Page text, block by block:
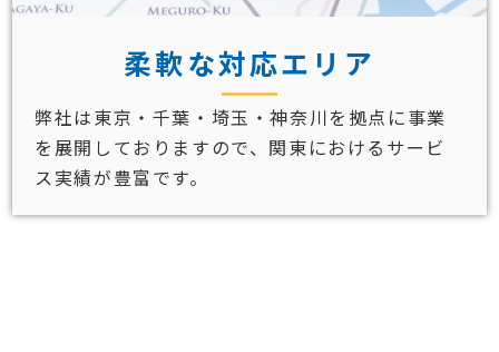
柔軟な対応エリア
弊社は東京・千葉・埼玉・神奈川を拠点に事業
を展開しておりますので、関東におけるサービ
ス実績が豊富です。